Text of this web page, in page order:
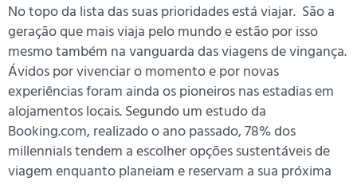
No topo da lista das suas prioridades está viajar. São a
geração que mais viaja pelo mundo e estão por isso
mesmo também na vanguarda das viagens de vingança.
Ávidos por vivenciar o momento e por novas
experiências foram ainda os pioneiros nas estadias em
alojamentos locais. Segundo um estudo da
Booking.com, realizado o ano passado, 78% dos
millennials tendem a escolher opções sustentáveis de
viagem enquanto planeiam e reservam a sua próxima